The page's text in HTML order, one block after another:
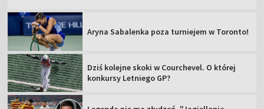
Rekord Polski juniorów sztafety.
Poprawili się o 0,01 sekundy [WIDEO]